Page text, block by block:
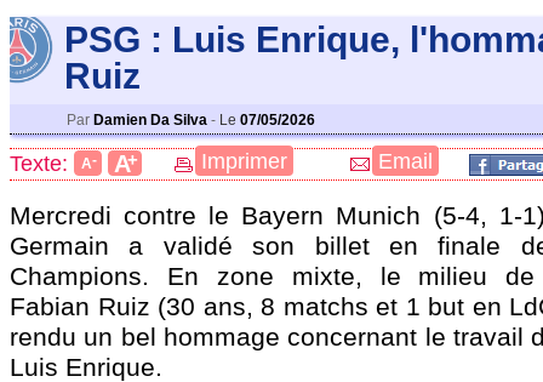
PSG : Luis Enrique,
Ruiz
Par Damien Da Silva - Le 07/05/2026
Texte: A- A+ Imprimer Email
Mercredi contre le Bayern Munich (5-4, 1-
Germain a validé son billet en finale
Champions. En zone mixte, le milieu de
Fabian Ruiz (30 ans, 8 matchs et 1 but en
rendu un bel hommage concernant le travail
Luis Enrique.